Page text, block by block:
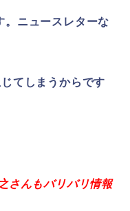
。ニュースレターな
てしまうからです
さんもバリバリ情報